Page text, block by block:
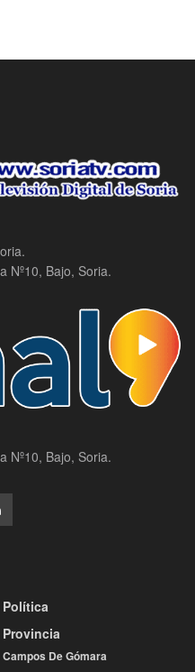
Nº10, Bajo, Soria.
Nº10, Bajo, Soria.
Política
Provincia
Campos De Gómara